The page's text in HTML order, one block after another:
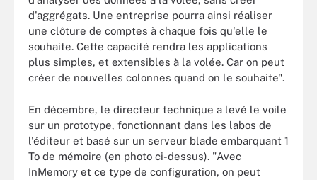
d'aggrégats. Une entreprise pourra ainsi réaliser
une clôture de comptes à chaque fois qu'elle le
souhaite. Cette capacité rendra les applications
plus simples, et extensibles à la volée. Car on peut
créer de nouvelles colonnes quand on le souhaite".
En décembre, le directeur technique a levé le voile
sur un prototype, fonctionnant dans les labos de
l'éditeur et basé sur un serveur blade embarquant 1
To de mémoire (en photo ci-dessus). "Avec
InMemory et ce type de configuration, on peut